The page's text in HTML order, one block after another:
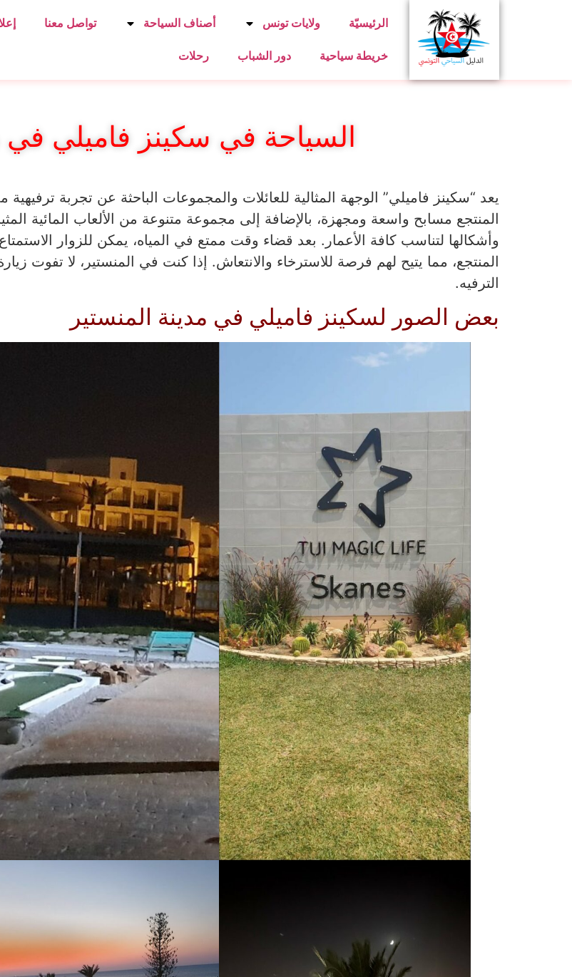
الرئيسيّة ولايات تونس أصناف السياحة تواصل معنا
خريطة سياحية دور الشباب رحلات
السياحة في سكينز فاميلي في
يعد “سكينز فاميلي” الوجهة المثالية للعائلات والمجموعات الباحثة عن تجربة
المنتجع مسابح واسعة ومجهزة، بالإضافة إلى مجموعة متنوعة من الألعاب المائية
وأشكالها لتناسب كافة الأعمار. بعد قضاء وقت ممتع في المياه، يمكن للزوار
المنتجع، مما يتيح لهم فرصة للاسترخاء والانتعاش. إذا كنت في المنستير، لا تفوت
الترفيه.
بعض الصور لسكينز فاميلي في مدينة المنستير